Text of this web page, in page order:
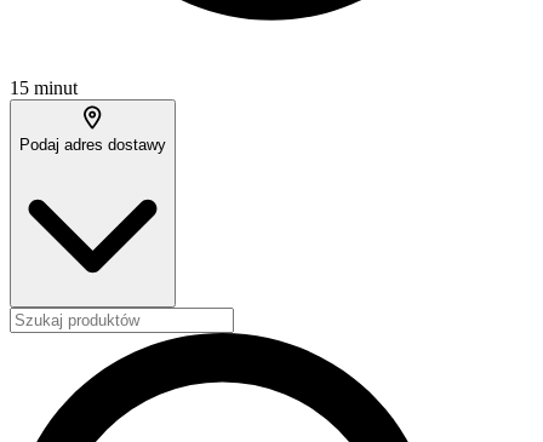
15 minut
Podaj adres dostawy